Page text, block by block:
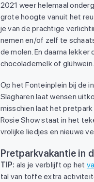
2021 weer helemaal
grote hoogte vanuit het
je van de prachtige
nemen en/of zelf te
de molen. En daarna
chocolademelk of glühwein.
Op het Fonteinplein bij de
Slagharen laat wensen
misschien laat het pretpark
Rosie Show staat in het
vrolijke liedjes en nieuwe
Pretparkvakantie in
TIP: als je verblijft op het
tal van toffe extra